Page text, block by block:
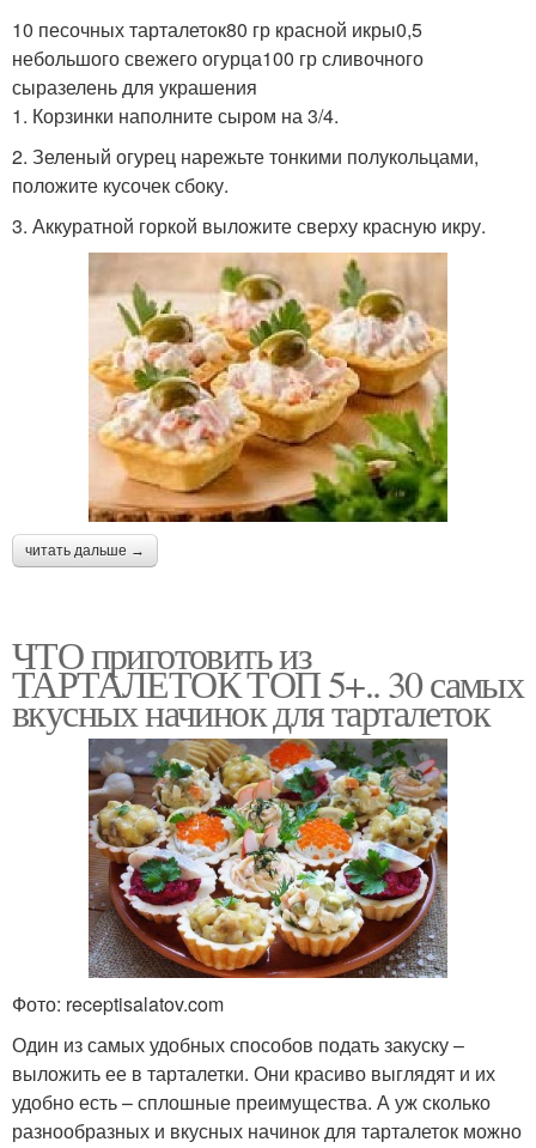
10 песочных тарталеток80 гр красной икры0,5
небольшого свежего огурца100 гр сливочного
сыразелень для украшения
1. Корзинки наполните сыром на 3/4.
2. Зеленый огурец нарежьте тонкими полукольцами,
положите кусочек сбоку.
3. Аккуратной горкой выложите сверху красную икру.
читать дальше →
ЧТО приготовить из
ТАРТАЛЕТОК ТОП 5+.. 30 самых
вкусных начинок для тарталеток
Фото: receptisalatov.com
Один из самых удобных способов подать закуску –
выложить ее в тарталетки. Они красиво выглядят и их
удобно есть – сплошные преимущества. А уж сколько
разнообразных и вкусных начинок для тарталеток можно